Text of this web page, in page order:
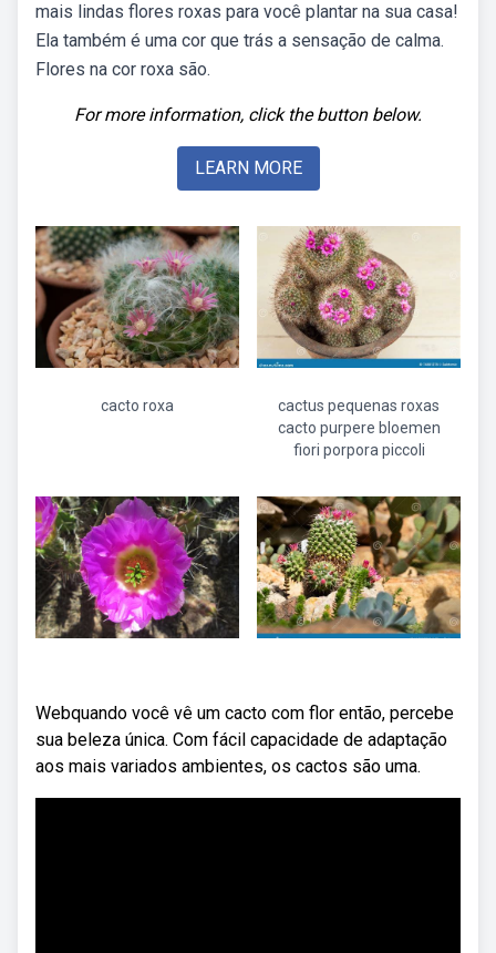
mais lindas flores roxas para você plantar na sua casa!
Ela também é uma cor que trás a sensação de calma.
Flores na cor roxa são.
For more information, click the button below.
LEARN MORE
cacto roxa
cactus pequenas roxas
cacto purpere bloemen
fiori porpora piccoli
Webquando você vê um cacto com flor então, percebe
sua beleza única. Com fácil capacidade de adaptação
aos mais variados ambientes, os cactos são uma.